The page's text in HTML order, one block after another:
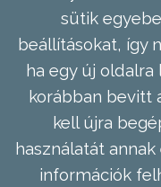
sütik
beállításokat, így
ha egy új
korábban bevitt
kell újra
használatát
információk